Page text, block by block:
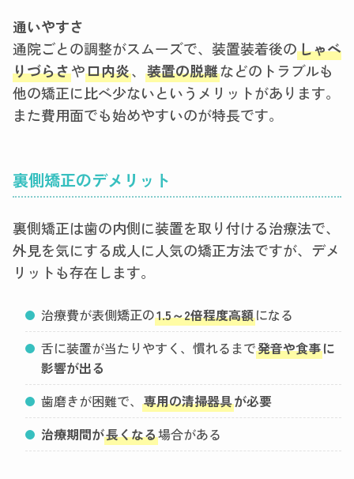
通いやすさ
通院ごとの調整がスムーズで、装置装着後のしゃべ
りづらさや口内炎、 装置の脱離などのトラブルも
他の矯正に比べ少ないというメリットがあります。
また費用面でも始めやすいのが特長です。
裏側矯正のデメリット
裏側矯正は歯の内側に装置を取り付ける治療法で、
外見を気にする成人に人気の矯正方法ですが、デメ
リットも存在します。
治療費が表側矯正の1.5～2倍程度高額になる
舌に装置が当たりやすく、慣れるまで発音や食事に
影響が出る
歯磨きが困難で、 専用の清掃器具が必要
治療期間が長くなる場合がある